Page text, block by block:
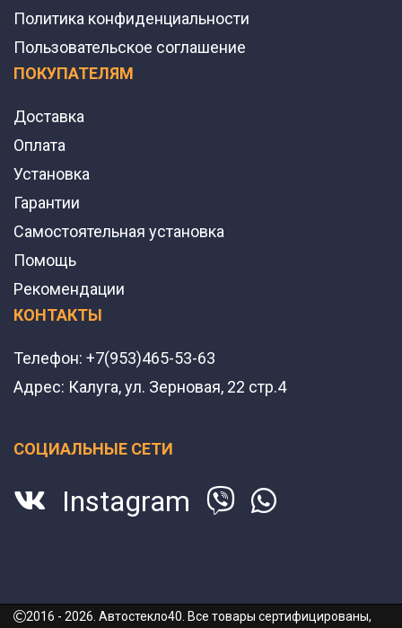
Политика конфиденциальности
Пользовательское соглашение
ПОКУПАТЕЛЯМ
Доставка
Оплата
Установка
Гарантии
Самостоятельная установка
Помощь
Рекомендации
КОНТАКТЫ
Телефон: +7(953)465-53-63
Адрес: Калуга, ул. Зерновая, 22 стр.4
СОЦИАЛЬНЫЕ СЕТИ
Instagram
2016 - 2026. Автостекло40. Все товары сертифицированы,